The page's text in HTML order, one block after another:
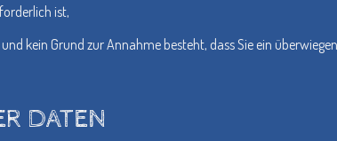
ist,
kein Grund zur Annahme besteht, dass Sie ein
DATEN